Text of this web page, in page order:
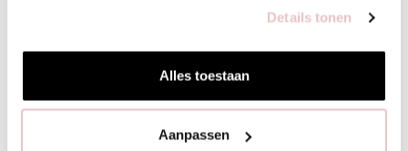
Details tonen
Alles toestaan
Aanpassen